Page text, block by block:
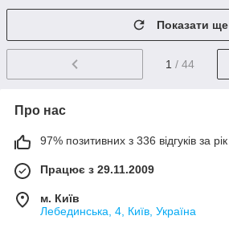
Показати ще
1 / 44
Про нас
97% позитивних з 336 відгуків за рік
Працює з 29.11.2009
м. Київ
Лебединська, 4, Київ, Україна